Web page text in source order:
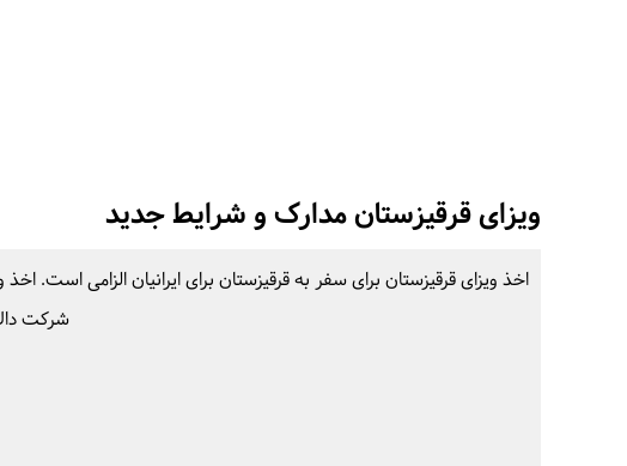
ویزای قرقیزستان مدارک و شرایط جدید
اخذ ویزای قرقیزستان برای سفر به قرقیزستان برای ایرانیان الزامی است.
شرکت